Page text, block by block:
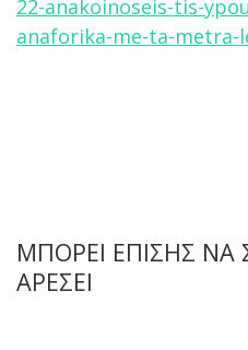
22-anakoinoseis-tis-
anaforika-me-ta-
ΜΠΟΡΕΊ ΕΠΊΣΗΣ ΝΑ
ΑΡΈΣΕΙ